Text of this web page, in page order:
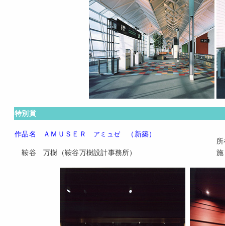
特別賞
作品名 ＡＭＵＳＥＲ アミュゼ（新築）
鞍谷 万樹（鞍谷万樹設計事務所）